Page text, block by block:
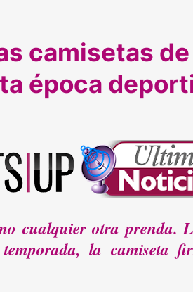
camisetas
época
cualquier otra prenda.
la camiseta